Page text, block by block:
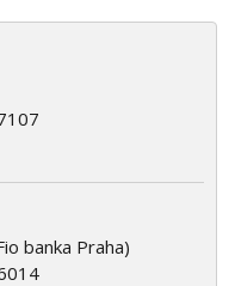
banka Praha)